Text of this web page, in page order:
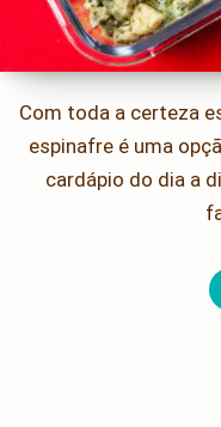
Com toda a certeza
espinafre é uma
cardápio do dia a